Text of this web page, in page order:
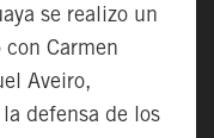
se realizo un
Carmen
Aveiro,
defensa de los